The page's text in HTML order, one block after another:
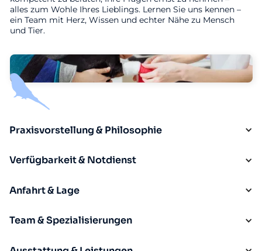
alles zum Wohle Ihres Lieblings. Lernen Sie uns kennen –
ein Team mit Herz, Wissen und echter Nähe zu Mensch
und Tier.
Praxisvorstellung & Philosophie
Verfügbarkeit & Notdienst
Anfahrt & Lage
Team & Spezialisierungen